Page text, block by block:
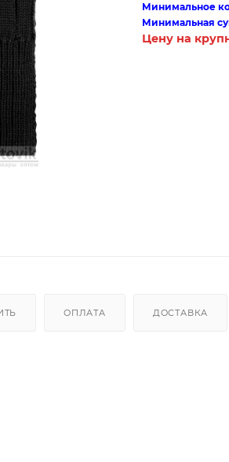
Минимальное
Минимальная
Цену на
ОПЛАТА ДОСТАВКА